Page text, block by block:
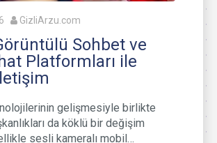
GizliArzu.com
Sohbet ve
Platformları ile
gelişmesiyle birlikte
da köklü bir değişim
sesli kameralı mobil…